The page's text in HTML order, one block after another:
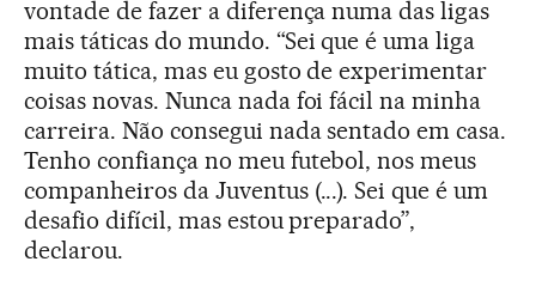
vontade de fazer a diferença numa das ligas
mais táticas do mundo. “Sei que é uma liga
muito tática, mas eu gosto de experimentar
coisas novas. Nunca nada foi fácil na minha
carreira. Não consegui nada sentado em casa.
Tenho confiança no meu futebol, nos meus
companheiros da Juventus (...). Sei que é um
desafio difícil, mas estou preparado”,
declarou.